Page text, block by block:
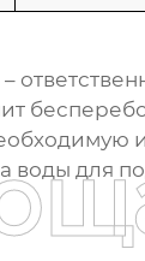
–
воды для